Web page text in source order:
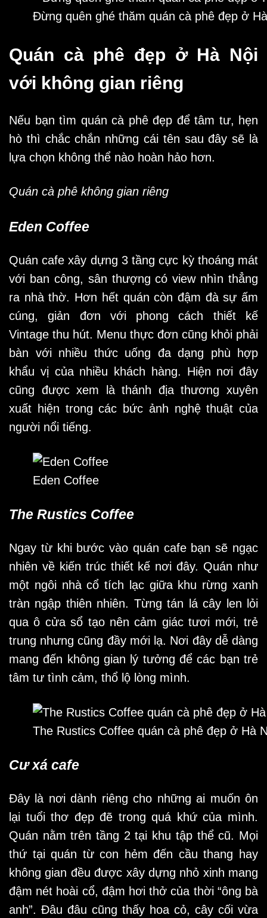
Đừng quên ghé thăm quán cà phê đẹp ở
Quán cà phê đẹp ở Hà Nội
với không gian riêng
Nếu bạn tìm quán cà phê đẹp để tâm tư, hẹn
hò thì chắc chắn những cái tên sau đây sẽ là
lựa chọn không thể nào hoàn hảo hơn.
Quán cà phê không gian riêng
Eden Coffee
Quán cafe xây dựng 3 tầng cực kỳ thoáng mát
với ban công, sân thượng có view nhìn thẳng
ra nhà thờ. Hơn hết quán còn đậm đà sự ấm
cúng, giản đơn với phong cách thiết kế
Vintage thu hút. Menu thực đơn cũng khỏi phải
bàn với nhiều thức uống đa dạng phù hợp
khẩu vị của nhiều khách hàng. Hiện nơi đây
cũng được xem là thánh địa thương xuyên
xuất hiện trong các bức ảnh nghệ thuật của
người nổi tiếng.
Eden Coffee
The Rustics Coffee
Ngay từ khi bước vào quán cafe bạn sẽ ngạc
nhiên về kiến trúc thiết kế nơi đây. Quán như
một ngôi nhà cổ tích lạc giữa khu rừng xanh
tràn ngập thiên nhiên. Từng tán lá cây len lỏi
qua ô cửa sổ tạo nên cảm giác tươi mới, trẻ
trung nhưng cũng đầy mới lạ. Nơi đây dễ dàng
mang đến không gian lý tưởng để các bạn trẻ
tâm tư tình cảm, thổ lộ lòng mình.
The Rustics Coffee quán cà phê đẹp ở Hà
Cư xá cafe
Đây là nơi dành riêng cho những ai muốn ôn
lại tuổi thơ đẹp đẽ trong quá khứ của mình.
Quán nằm trên tầng 2 tại khu tập thể cũ. Mọi
thứ tại quán từ con hẻm đến cầu thang hay
không gian đều được xây dựng nhỏ xinh mang
đậm nét hoài cổ, đậm hơi thở của thời “ông bà
anh”. Đâu đâu cũng thấy hoa cỏ, cây cối vừa